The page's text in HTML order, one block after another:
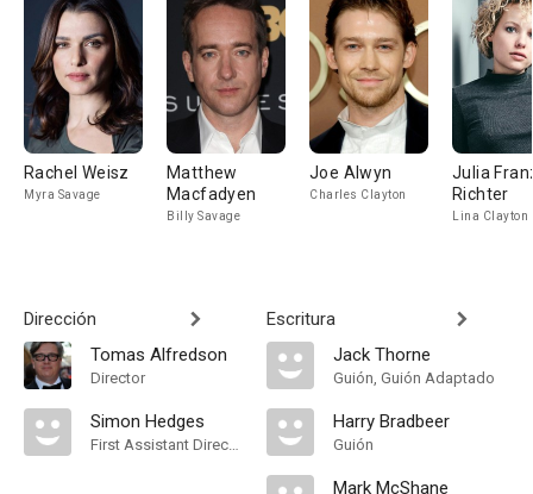
Rachel Weisz
Myra Savage
Matthew
Macfadyen
Billy Savage
Joe Alwyn
Charles Clayton
Julia
Richter
Lina Clayton
Dirección
Tomas Alfredson
Director
Simon Hedges
First Assistant Director
Escritura
Jack Thorne
Guión, Guión Adaptado
Harry Bradbeer
Guión
Mark McShane